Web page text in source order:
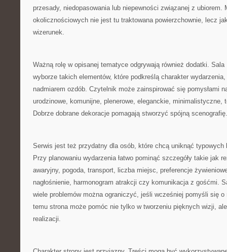
przesady, niedopasowania lub niepewności związanej z ubiorem.
okolicznościowych nie jest tu traktowana powierzchownie, lecz
wizerunek.
Ważną rolę w opisanej tematyce odgrywają również dodatki.
wyborze takich elementów, które podkreślą charakter
nadmiarem ozdób. Czytelnik może zainspirować się pomysłami
urodzinowe, komunijne, plenerowe, eleganckie, minimalistyczne,
Dobrze dobrane dekoracje pomagają stworzyć spójną scenografię.
Serwis jest też przydatny dla osób, które chcą uniknąć typowych
Przy planowaniu wydarzenia łatwo pominąć szczegóły takie jak
awaryjny, pogoda, transport, liczba miejsc, preferencje
nagłośnienie, harmonogram atrakcji czy komunikacja z gośćmi.
wiele problemów można ograniczyć, jeśli wcześniej pomyśli się
temu strona może pomóc nie tylko w tworzeniu pięknych wizji,
realizacji.